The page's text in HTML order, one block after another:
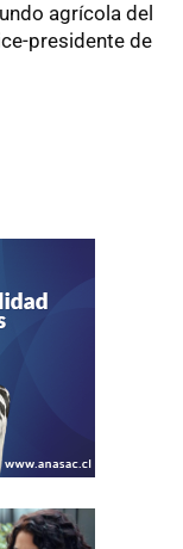
agrícola del
presidente de